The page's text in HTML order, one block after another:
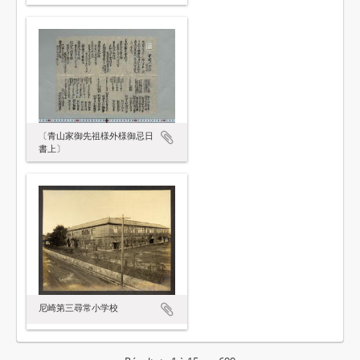
〔青山家御先祖様外様御忌日
書上〕
尼崎第三尋常小学校